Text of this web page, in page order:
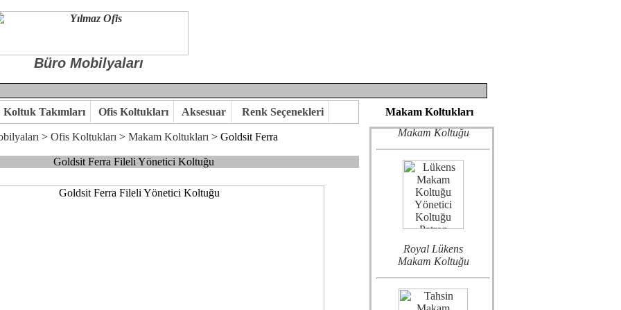
Büro Mobilyaları
kaliteye önem veriyorsanız,ofis mobilya ürünlerimizi incelemenizi öneririz.
ile hayal ettiğiniz özgün ofis ortamına kavuşabilirsiniz.
karar verelim.Büro Mobilya
Koltuk Takımları Ofis Koltukları Aksesuar Renk Seçenekleri Makam Koltukları
Makam Koltuğu
Makam Koltuğu
> Ofis Koltukları > Makam Koltukları > Goldsit Ferra
Goldsit Ferra Fileli Yönetici Koltuğu